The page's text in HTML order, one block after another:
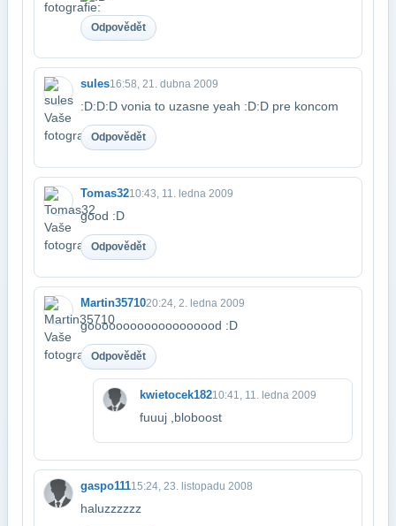
Odpovědět
sules16:58, 21. dubna 2009
:D:D:D vonia to uzasne yeah :D:D pre koncom
Odpovědět
Tomas3210:43, 11. ledna 2009
good :D
Odpovědět
Martin3571020:24, 2. ledna 2009
gooooooooooooooooood :D
Odpovědět
kwietocek18210:41, 11. ledna 2009
fuuuj ,bloboost
gaspo11115:24, 23. listopadu 2008
haluzzzzzz